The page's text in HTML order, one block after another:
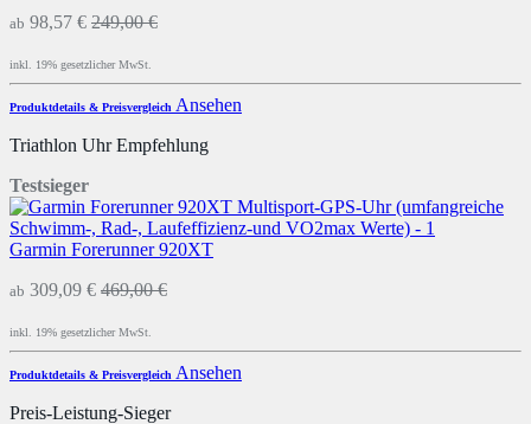
ab 98,57 € 249,00 €
inkl. 19% gesetzlicher MwSt.
Produktdetails & Preisvergleich Ansehen
Triathlon Uhr Empfehlung
Testsieger
Garmin Forerunner 920XT
ab 309,09 € 469,00 €
inkl. 19% gesetzlicher MwSt.
Produktdetails & Preisvergleich Ansehen
Preis-Leistung-Sieger